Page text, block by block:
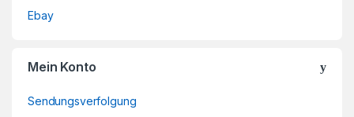
Ebay
Mein Konto
Sendungsverfolgung